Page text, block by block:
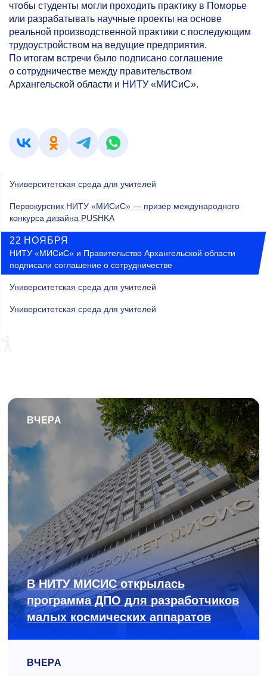
чтобы студенты могли проходить практику в Поморье
или разрабатывать научные проекты на основе
реальной производственной практики с последующим
трудоустройством на ведущие предприятия.
По итогам встречи было подписано соглашение
о сотрудничестве между правительством
Архангельской области и НИТУ «МИСиС».
Университетская среда для учителей
Первокурсник НИТУ «МИСиС» — призёр международного
конкурса дизайна PUSHKA
22 НОЯБРЯ
НИТУ «МИСиС» и Правительство Архангельской области
подписали соглашение о сотрудничестве
Университетская среда для учителей
Университетская среда для учителей
ВЧЕРА
В НИТУ МИСИС открылась
программа ДПО для разработчиков
малых космических аппаратов
ВЧЕРА